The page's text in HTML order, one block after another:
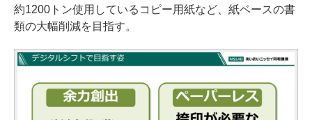
約1200トン使用しているコピー用紙など、紙ベースの書
類の大幅削減を目指す。